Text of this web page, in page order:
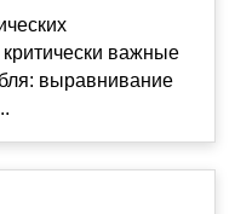
важные
выравнивание